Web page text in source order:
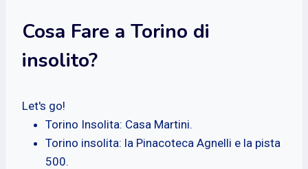
Cosa Fare a Torino di
insolito?
Let's go!
Torino Insolita: Casa Martini.
Torino insolita: la Pinacoteca Agnelli e la pista
500.